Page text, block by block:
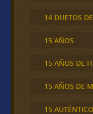
14 DUETOS
15 AÑOS
15 AÑOS DE
15 AÑOS DE
15